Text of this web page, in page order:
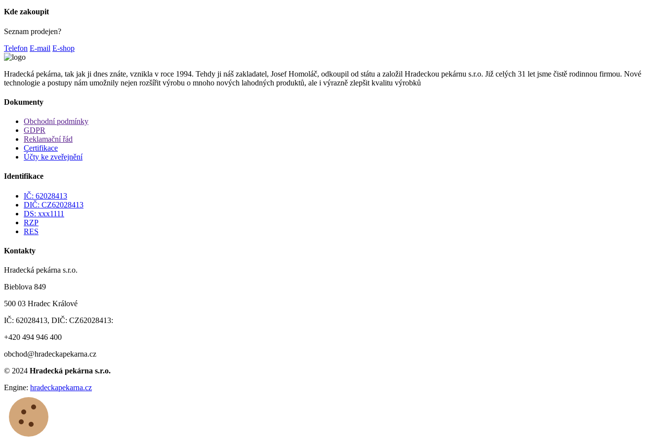
Kde zakoupit
Seznam prodejen?
Telefon E-mail E-shop
Hradecká pekárna, tak jak ji dnes znáte, vznikla v roce 1994. Tehdy ji náš zakladatel, Josef Homoláč, odkoupil od státu a založil Hradeckou pekárnu s.r.o. Již celých 31 let jsme čistě rodinnou firmou. Nové
technologie a postupy nám umožnily nejen rozšířit výrobu o mnoho nových lahodných produktů, ale i výrazně zlepšit kvalitu výrobků
Dokumenty
Obchodní podmínky
GDPR
Reklamační řád
Certifikace
Účty ke zveřejnění
Identifikace
IČ: 62028413
DIČ: CZ62028413
DS: xxx1111
RZP
RES
Kontakty
Hradecká pekárna s.r.o.
Bieblova 849
500 03 Hradec Králové
IČ: 62028413, DIČ: CZ62028413:
+420 494 946 400
obchod@hradeckapekarna.cz
© 2024 Hradecká pekárna s.r.o.
Engine: hradeckapekarna.cz